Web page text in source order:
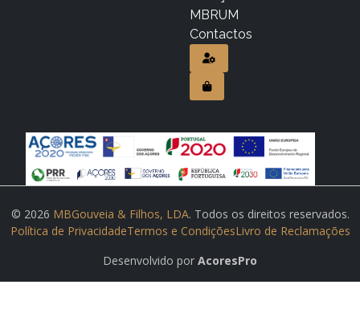
MBRUM
Contactos
© 2026 MBGouveia & Filhos, LDA. Todos os direitos reservados.
Política de PrivacidadeTermos e CondiçõesLivro de Reclamações
Desenvolvido por AcoresPro